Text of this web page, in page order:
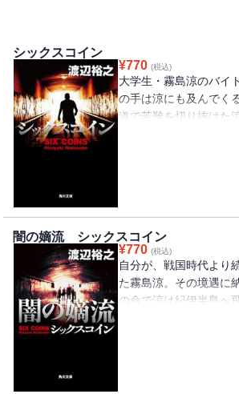
シックスコイン
¥770 (税込)
大学生・霧島涼のバイ
の手は涼にも及んでく
道で苦難を切り抜けた
を突き止めるが、さら
闇の嫡流 シックスコイン
¥770 (税込)
自分が、戦国時代より
た霧島涼。その境遇に
の命で涼は紀伊半島へ
ロリスト団体の横暴な